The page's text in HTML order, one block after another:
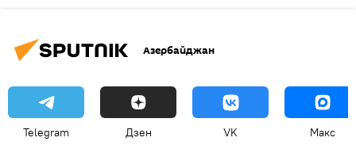
Азербайджан
Telegram Дзен VK Макс